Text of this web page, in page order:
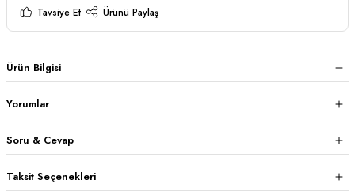
Tavsiye Et
Ürünü Paylaş
Ürün Bilgisi
Yorumlar
Soru & Cevap
Taksit Seçenekleri